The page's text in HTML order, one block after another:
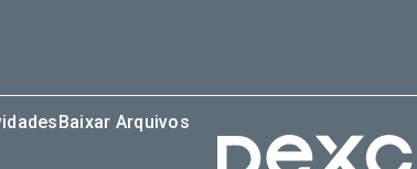
Baixar Arquivos